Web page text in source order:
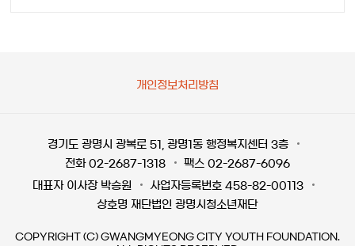
개인정보처리방침
경기도 광명시 광복로 51, 광명1동 행정복지센터 3층
전화 02-2687-1318
팩스 02-2687-6096
대표자 이사장 박승원
사업자등록번호 458-82-00113
상호명 재단법인 광명시청소년재단
COPYRIGHT (C) GWANGMYEONG CITY YOUTH FOUNDATION.